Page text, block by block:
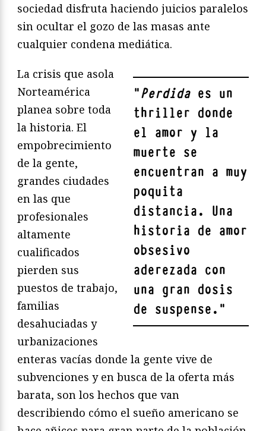
sociedad disfruta haciendo juicios paralelos
sin ocultar el gozo de las masas ante
cualquier condena mediática.
"Perdidaes un
thriller donde
el amor y la
muerte se
encuentran a muy
poquita
distancia. Una
historia de amor
obsesivo
aderezada con
una gran dosis
de suspense. "
La crisis que asola
Norteamérica
planea sobre toda
la historia. El
empobrecimiento
de la gente,
grandes ciudades
en las que
profesionales
altamente
cualificados
pierden sus
puestos de trabajo,
familias
desahuciadas y
urbanizaciones
enteras vacías donde la gente vive de
subvenciones y en busca de la oferta más
barata, son los hechos que van
describiendo cómo el sueño americano se